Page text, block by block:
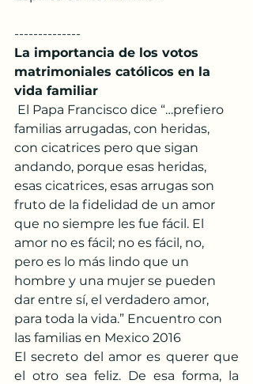
--------------
La importancia de los votos
matrimoniales católicos en la
vida familiar
familias arrugadas, con heridas,
con cicatrices pero que sigan
andando, porque esas heridas,
esas cicatrices, esas arrugas son
fruto de la fidelidad de un amor
que no siempre les fue fácil. El
amor no es fácil; no es fácil, no,
pero es lo más lindo que un
hombre y una mujer se pueden
dar entre sí, el verdadero amor,
para toda la vida.” Encuentro con
las familias en Mexico 2016
El secreto del amor es querer que
el otro sea feliz. De esa forma, la